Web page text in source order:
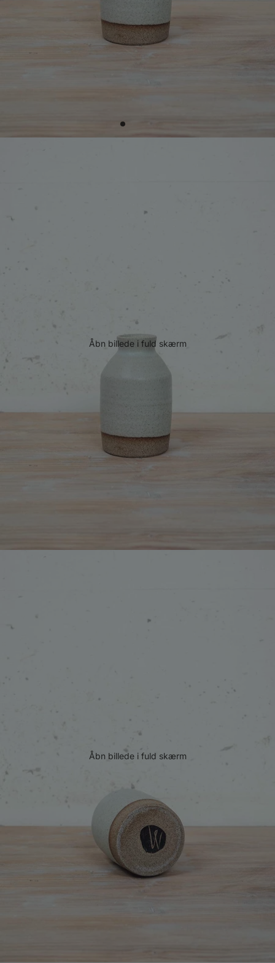
Åbn billede i fuld skærm
Åbn billede i fuld skærm